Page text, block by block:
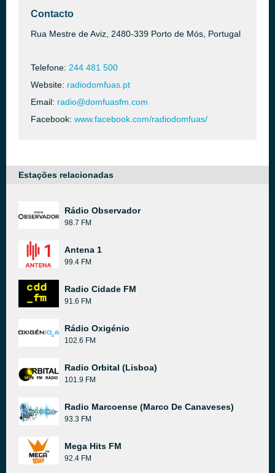
Contacto
Rua Mestre de Aviz, 2480-339 Porto de Mós, Portugal
Telefone: 244 481 500
Website: radiodomfuas.pt
Email: radio@domfuasfm.com
Facebook: www.facebook.com/radiodomfuas/
Estações relacionadas
Rádio Observador
98.7 FM
Antena 1
99.4 FM
Radio Cidade FM
91.6 FM
Rádio Oxigénio
102.6 FM
Radio Orbital (Lisboa)
101.9 FM
Radio Marcoense (Marco De Canaveses)
93.3 FM
Mega Hits FM
92.4 FM